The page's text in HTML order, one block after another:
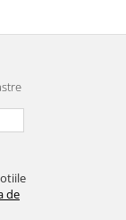
pentru
100%
de